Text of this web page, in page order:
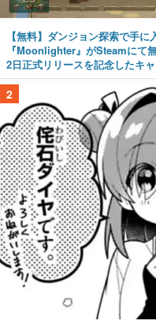
【無料】ダンジョン探索で手
『Moonlighter』がSteamにて
2日正式リリースを記念したキ
2